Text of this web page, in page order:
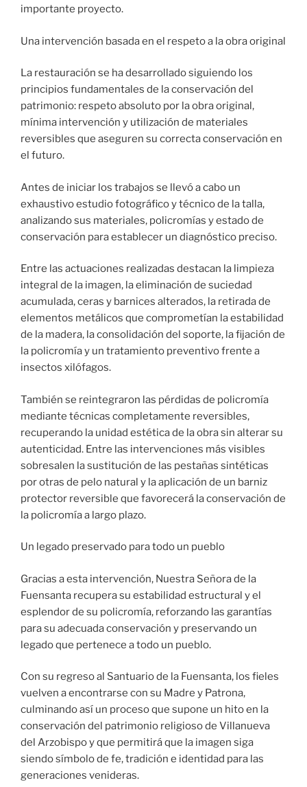
importante proyecto.
Una intervención basada en el respeto a la obra original
La restauración se ha desarrollado siguiendo los
principios fundamentales de la conservación del
patrimonio: respeto absoluto por la obra original,
mínima intervención y utilización de materiales
reversibles que aseguren su correcta conservación en
el futuro.
Antes de iniciar los trabajos se llevó a cabo un
exhaustivo estudio fotográfico y técnico de la talla,
analizando sus materiales, policromías y estado de
conservación para establecer un diagnóstico preciso.
Entre las actuaciones realizadas destacan la limpieza
integral de la imagen, la eliminación de suciedad
acumulada, ceras y barnices alterados, la retirada de
elementos metálicos que comprometían la estabilidad
de la madera, la consolidación del soporte, la fijación de
la policromía y un tratamiento preventivo frente a
insectos xilófagos.
También se reintegraron las pérdidas de policromía
mediante técnicas completamente reversibles,
recuperando la unidad estética de la obra sin alterar su
autenticidad. Entre las intervenciones más visibles
sobresalen la sustitución de las pestañas sintéticas
por otras de pelo natural y la aplicación de un barniz
protector reversible que favorecerá la conservación de
la policromía a largo plazo.
Un legado preservado para todo un pueblo
Gracias a esta intervención, Nuestra Señora de la
Fuensanta recupera su estabilidad estructural y el
esplendor de su policromía, reforzando las garantías
para su adecuada conservación y preservando un
legado que pertenece a todo un pueblo.
Con su regreso al Santuario de la Fuensanta, los fieles
vuelven a encontrarse con su Madre y Patrona,
culminando así un proceso que supone un hito en la
conservación del patrimonio religioso de Villanueva
del Arzobispo y que permitirá que la imagen siga
siendo símbolo de fe, tradición e identidad para las
generaciones venideras.